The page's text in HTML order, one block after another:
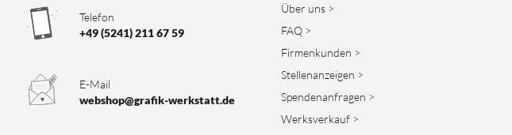
Telefon
+49 (5241) 211 67 59
E-Mail
webshop@grafik-werkstatt.de
Über uns >
FAQ >
Firmenkunden >
Stellenanzeigen >
Spendenanfragen >
Werksverkauf >